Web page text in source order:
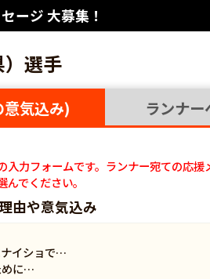
ージ 大募集！
選手
気込み) ランナ
力フォームです。ランナー宛ての応援
でください。
由や意気込み
ナイショで…
めに…